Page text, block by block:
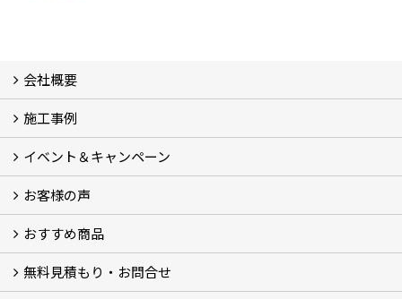
会社概要
会社概要 (3)
スタッフ紹介
ブログ
プライバシーポリシー
『安心と信頼』を形にする自社工場
施工事例
施工事例
イベント＆キャンペーン
イベント＆キャンペーン
お客様の声
お客様の声 (34)
おすすめ商品
BOSCHビルトイン食洗機 (6)
BOSCHビルトインIHクッキングヒーター (2)
お買い得！！商品＋交換パック（費用コミコミ） (12)
システムキッチン (5)
洗面化粧台 (4)
トイレ (9)
ビルトイン食器洗い乾燥機 (3)
ガスコンロ・IHヒーター
無料見積もり・お問合せ